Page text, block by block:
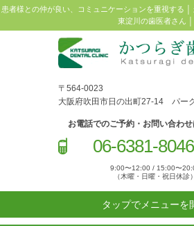
患者様との仲が良い、コミュニケーションを重視する │
東淀川の歯医者さん │
〒564-0023
大阪府吹田市日の出町27-14 パー
お電話でのご予約・お問い合わ
06-6381-8046
9:00〜12:00 / 15:00〜
（木曜・日曜・祝日休診）
タップでメニューを